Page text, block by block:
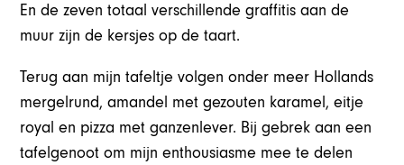
En de zeven totaal verschillende graffitis aan de
muur zijn de kersjes op de taart.
Terug aan mijn tafeltje volgen onder meer Hollands
mergelrund, amandel met gezouten karamel, eitje
royal en pizza met ganzenlever. Bij gebrek aan een
tafelgenoot om mijn enthousiasme mee te delen